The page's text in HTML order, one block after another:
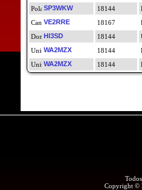
SP3WKW
18144
VE2RRE
18167
HI3SD
18144
WA2MZX
18144
WA2MZX
18144
Copyright ©